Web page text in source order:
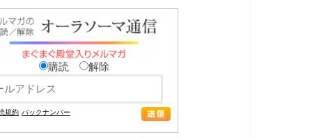
購読 解除
規約 バックナンバー